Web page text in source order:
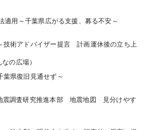
用～千葉県広がる支援、募る不安～
技術アドバイザー提言 計画運休後の立ち上
の広場）
県復旧見通せず～
調査研究推進本部 地震地図 見分けやす